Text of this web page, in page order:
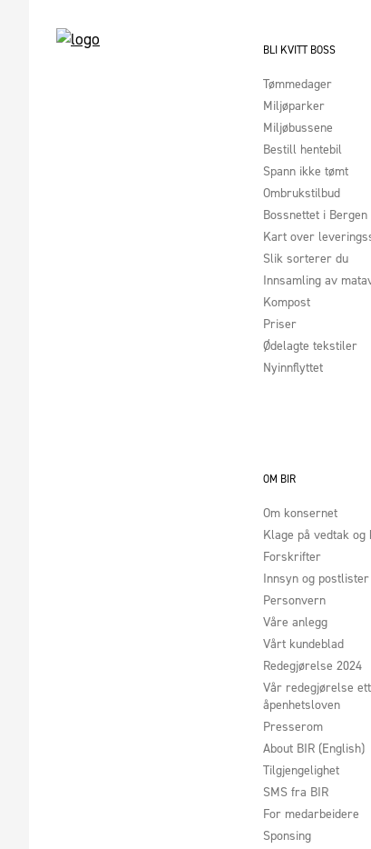
BLI KVITT BOSS
Tømmedager
Miljøparker
Miljøbussene
Bestill hentebil
Spann ikke tømt
Ombrukstilbud
Bossnettet i
Kart over
Slik sorterer du
Innsamling av
Kompost
Priser
Ødelagte tekstiler
Nyinnflyttet
OM BIR
Om konsernet
Klage på vedtak og
Forskrifter
Innsyn og postlister
Personvern
Våre anlegg
Vårt kundeblad
Redegjørelse 2024
Vår redegjørelse
åpenhetsloven
Presserom
About BIR (English)
Tilgjengelighet
SMS fra BIR
For medarbeidere
Sponsing